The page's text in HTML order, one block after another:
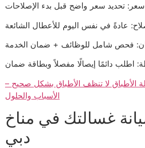
تحديد سعر واضح قبل بدء الإصلاحات
عادةً في نفس اليوم للأعطال الشائعة
فحص شامل للوظائف + ضمان الخدمة
الأطباق لا تنظف الأطباق بشكل صحيح –
الأسباب والحلول
غسالتك في مناخ
دبي